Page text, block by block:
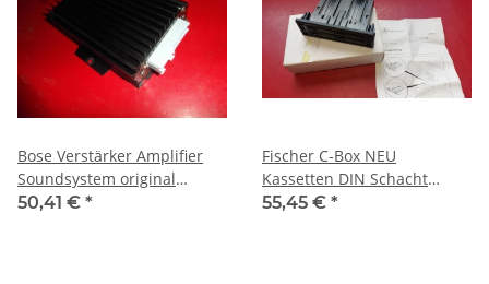
Bose Verstärker Amplifier
Soundsystem original
Mercedes W163 ML
50,41 € *
Fischer C-Box NEU
Kassetten DIN Schacht
schwarz ORIGINAL
55,45 € *